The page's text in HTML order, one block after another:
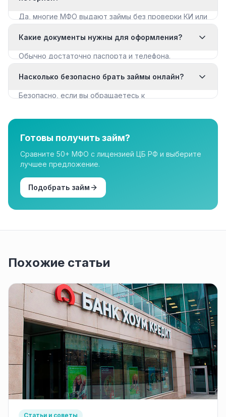
Да, многие МФО выдают займы без проверки КИ или
с плохой КИ».
Какие документы нужны для оформления?
Обычно достаточно паспорта и телефона.
документы для крупных сумм.
Насколько безопасно брать займы онлайн?
Безопасно, если вы обращаетесь к
организации в нашем каталоге имеют лицензию.
Готовы получить займ?
Сравните 50+ МФО с лицензией ЦБ РФ и выберите
лучшее предложение.
Подобрать займ
Похожие статьи
Статьи и советы